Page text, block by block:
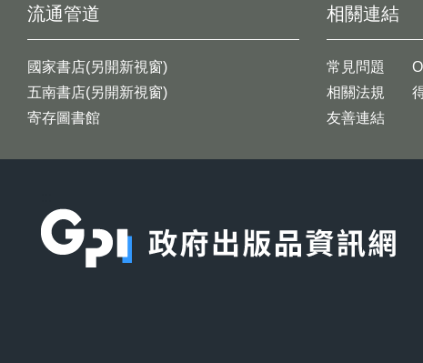
流通管道
國家書店(另開新視窗)
五南書店(另開新視窗)
寄存圖書館
相關連結
常見問題
相關法規
友善連結